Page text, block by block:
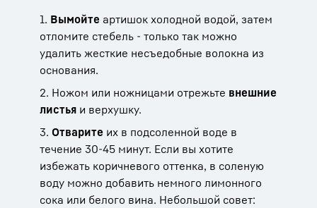
1. Вымойте артишок холодной водой, затем
отломите стебель - только так можно
удалить жесткие несъедобные волокна из
основания.
2. Ножом или ножницами отрежьте внешние
листья и верхушку.
3. Отварите их в подсоленной воде в
течение 30-45 минут. Если вы хотите
избежать коричневого оттенка, в соленую
воду можно добавить немного лимонного
сока или белого вина. Небольшой совет: